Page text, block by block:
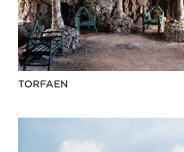
TORFAEN